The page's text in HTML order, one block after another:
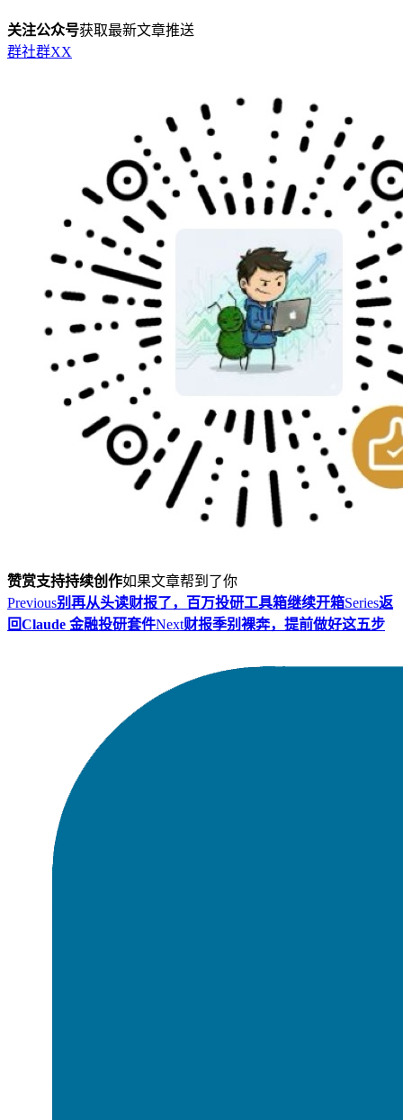
关注公众号获取最新文章推送
群社群XX
赞赏支持持续创作如果文章帮到了你
Previous别再从头读财报了，百万投研工具箱继续开箱Series返
回Claude 金融投研套件Next财报季别裸奔，提前做好这五步